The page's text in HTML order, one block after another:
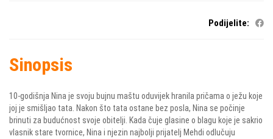
Podijelite:
Sinopsis
10-godišnja Nina je svoju bujnu maštu oduvijek hranila pričama o ježu koje
joj je smišljao tata. Nakon što tata ostane bez posla, Nina se počinje
brinuti za budućnost svoje obitelji. Kada čuje glasine o blagu koje je sakrio
vlasnik stare tvornice, Nina i njezin najbolji prijatelj Mehdi odlučuju